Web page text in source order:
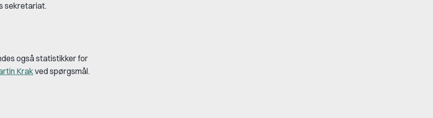
sekretariat.
også statistikker for
Krakved spørgsmål.